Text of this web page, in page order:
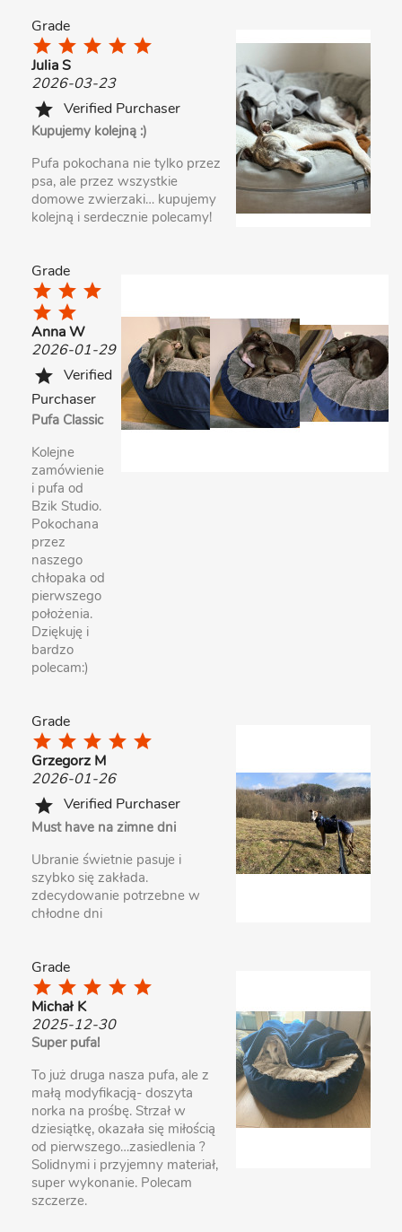
Grade
star star star star star
Julia S
2026-03-23
star Verified Purchaser
Kupujemy kolejną :)
Pufa pokochana nie tylko przez
psa, ale przez wszystkie
domowe zwierzaki… kupujemy
kolejną i serdecznie polecamy!
Grade
star star star
star star
Anna W
2026-01-29
star Verified
Purchaser
Pufa Classic
Kolejne
zamówienie
i pufa od
Bzik Studio.
Pokochana
przez
naszego
chłopaka od
pierwszego
położenia.
Dziękuję i
bardzo
polecam:)
Grade
star star star star star
Grzegorz M
2026-01-26
star Verified Purchaser
Must have na zimne dni
Ubranie świetnie pasuje i
szybko się zakłada.
zdecydowanie potrzebne w
chłodne dni
Grade
star star star star star
Michał K
2025-12-30
Super pufa!
To już druga nasza pufa, ale z
małą modyfikacją- doszyta
norka na prośbę. Strzał w
dziesiątkę, okazała się miłością
od pierwszego…zasiedlenia ?
Solidnymi i przyjemny materiał,
super wykonanie. Polecam
szczerze.